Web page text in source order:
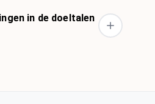
in de doeltalen